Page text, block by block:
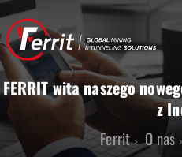
FERRIT wita naszego
z
Ferrit O nas